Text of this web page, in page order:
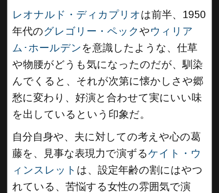
レオナルド・ディカプリオは前半、1950
年代のグレゴリー・ペックやウィリア
ム･ホールデン を意識したような、仕草
や物腰がどうも気になったのだが、馴染
んでくると、それが次第に懐かしさや郷
愁に変わり、好演と合わせて実にいい味
を出しているという印象だ。
自分自身や、夫に対しての考えや心の葛
藤を、見事な表現力で演ずるケイト・ウ
ィンスレット は、設定年齢の割にはやつ
れている、苦悩する女性の雰囲気で演